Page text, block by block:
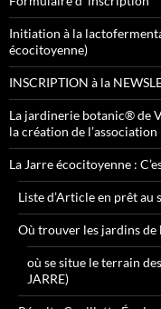
Initiation à la
écocitoyenne)
INSCRIPTION à la
La jardinerie botanic® de
la création de
La Jarre écocitoyenne :
Liste d’Article en prêt au
Où trouver les jardins de
où se situe le terrain
JARRE)